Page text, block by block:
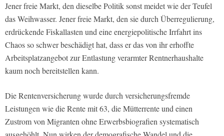
Jener freie Markt, den dieselbe Politik sonst meidet wie der Teufel
das Weihwasser. Jener freie Markt, den sie durch Überregulierung,
erdrückende Fiskallasten und eine energiepolitische Irrfahrt ins
Chaos so schwer beschädigt hat, dass er das von ihr erhoffte
Arbeitsplatzangebot zur Entlastung verarmter Rentnerhaushalte
kaum noch bereitstellen kann.
Die Rentenversicherung wurde durch versicherungsfremde
Leistungen wie die Rente mit 63, die Mütterrente und einen
Zustrom von Migranten ohne Erwerbsbiografien systematisch